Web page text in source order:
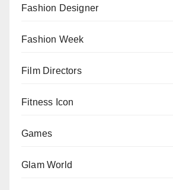
Fashion Designer
Fashion Week
Film Directors
Fitness Icon
Games
Glam World